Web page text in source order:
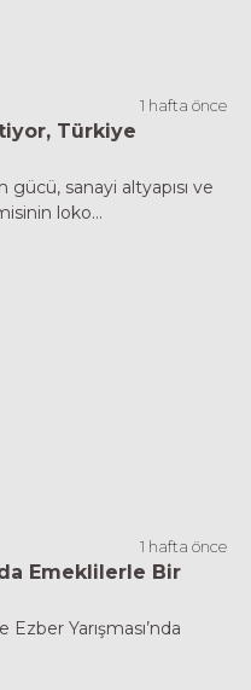
1 hafta önce
Türkiye
sanayi altyapısı ve
loko...
1 hafta önce
Emeklilerle Bir
Yarışması’nda